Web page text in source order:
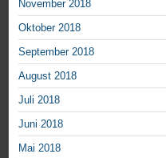
November 2018
Oktober 2018
September 2018
August 2018
Juli 2018
Juni 2018
Mai 2018